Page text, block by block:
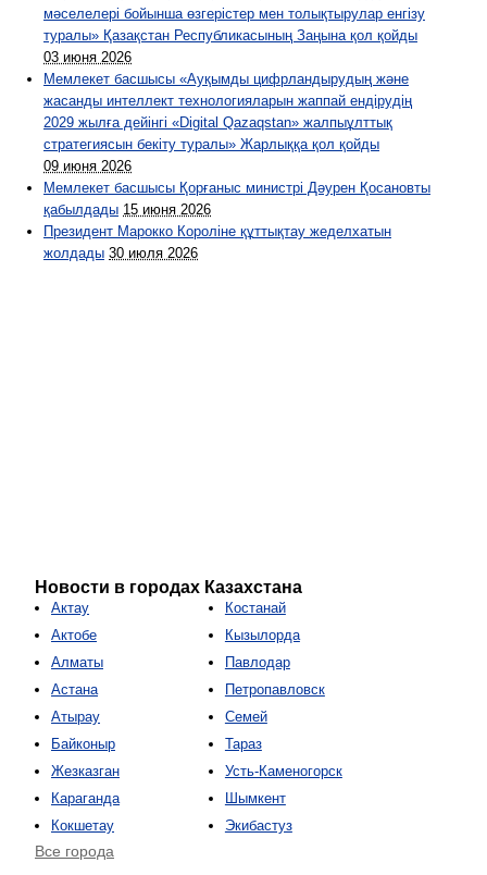
мәселелері бойынша өзгерістер мен толықтырулар енгізу
туралы» Қазақстан Республикасының Заңына қол қойды
03 июня 2026
Мемлекет басшысы «Ауқымды цифрландырудың және
жасанды интеллект технологияларын жаппай ендірудің
2029 жылға дейінгі «Digital Qazaqstan» жалпыұлттық
стратегиясын бекіту туралы» Жарлыққа қол қойды
09 июня 2026
Мемлекет басшысы Қорғаныс министрі Дәурен Қосановты
қабылдады 15 июня 2026
Президент Марокко Короліне құттықтау жеделхатын
жолдады 30 июля 2026
Новости в городах Казахстана
Актау
Актобе
Алматы
Астана
Атырау
Байконыр
Жезказган
Караганда
Кокшетау
Костанай
Кызылорда
Павлодар
Петропавловск
Семей
Тараз
Усть-Каменогорск
Шымкент
Экибастуз
Все города